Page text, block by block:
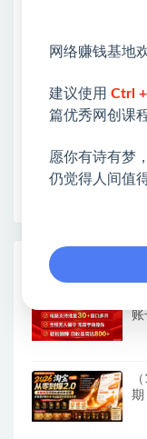
类&副业类，资
各种项目 + 提升
❤本站为众多团
❤如果您也依存
早为您提供丰盛
热门课程展示
账
期
网络赚钱基地
建议使用 Ctrl
篇优秀网创课
愿你有诗有梦
仍觉得人间值